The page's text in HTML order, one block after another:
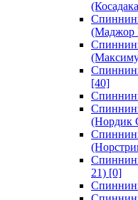
(Маджор
[40]
(Нордик
21) [0]